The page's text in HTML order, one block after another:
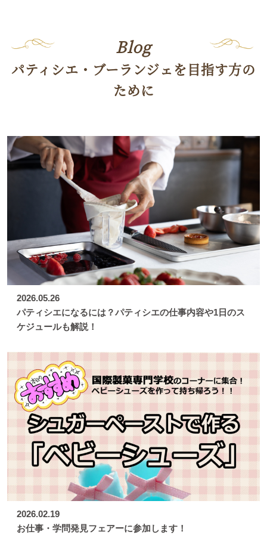
Blog
パティシエ・ブーランジェを目指す方の
ために
2026.05.26
パティシエになるには？パティシエの仕事内容や1日のス
ケジュールも解説！
2026.02.19
お仕事・学問発見フェアーに参加します！